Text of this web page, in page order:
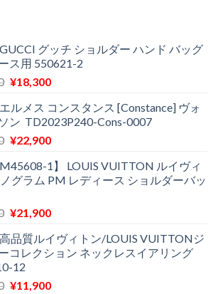
グッチ ショルダー ハンド バッグ
ス用 550621-2
元
価
格
は
で
し
¥18,300現
の
価
格
¥18,300
で
ルメス コンスタンス [Constance] ヴォ
ン TD2023P240-Cons-0007
元
価
格
¥27,200
し
た。
¥22,900現
の
価
は
で
す。
1】 LOUIS VUITTON ルイヴィ
ノグラム PM レディース ショルダーバッ
元
価
格
は
¥30,400
¥21,900現
の
価
は
品質ルイヴィトン/LOUIS VUITTONジ
コレクション ネックレスイアリング
12
元
¥11,900現